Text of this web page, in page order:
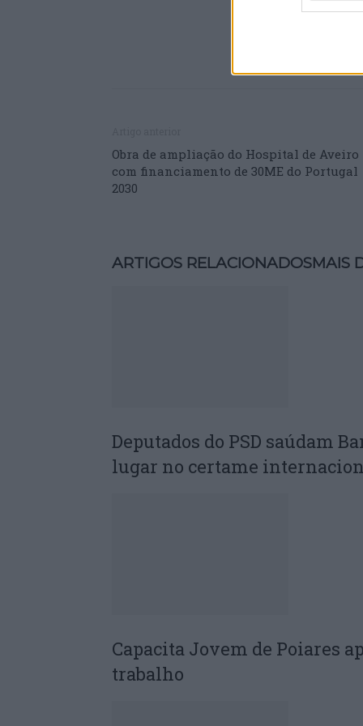
Obra de ampliação do Hospital de Aveiro
com financiamento de 30ME do Portugal
2030
ARTIGOS RELACIONADOSMAIS
Deputados do PSD saúdam
lugar no certame
Capacita Jovem de Poiares
trabalho